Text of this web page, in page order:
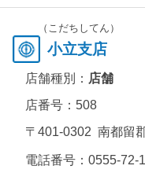
（こだちしてん）
小立支店
店舗種別： 店舗
店番号：508
〒401-0302 南都留
電話番号： 0555-72-